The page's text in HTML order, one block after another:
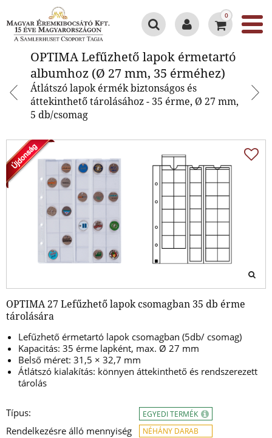
0
OPTIMA Lefűzhető lapok érmetartó
albumhoz (Ø 27 mm, 35 érméhez)
Átlátszó lapok érmék biztonságos és
áttekinthető tárolásához - 35 érme, Ø 27 mm,
5 db/csomag
OPTIMA 27 Lefűzhető lapok csomagban 35 db érme
tárolására
Lefűzhető érmetartó lapok csomagban (5db/ csomag)
Kapacitás: 35 érme lapként, max. Ø 27 mm
Belső méret: 31,5 × 32,7 mm
Átlátszó kialakítás: könnyen áttekinthető és rendszerezett
tárolás
Típus:
Rendelkezésre álló mennyiség
EGYEDI TERMÉK
NÉHÁNY DARAB
OPTIMA Lefűzhető lapok
érmetartó albumhoz (Ø 27 mm,
35 érméhez)